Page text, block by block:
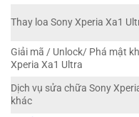
Thay loa Sony Xperia Xa1
Giải mã / Unlock/ Phá mật
Xperia Xa1 Ultra
Dịch vụ sửa chữa Sony
khác